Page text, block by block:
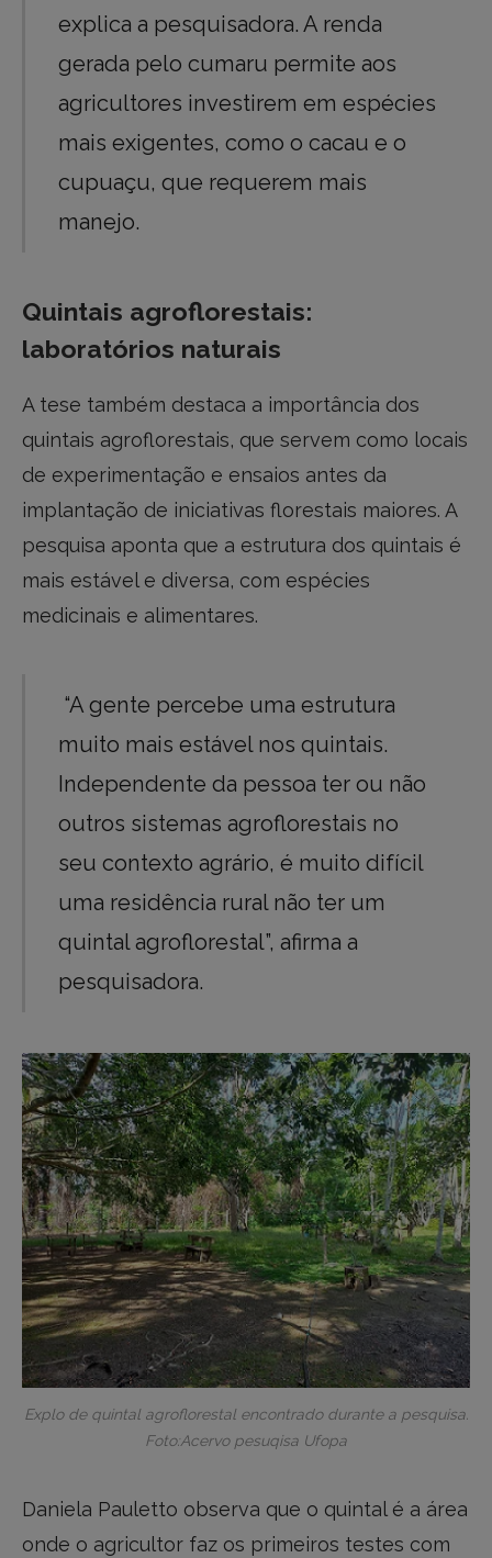
explica a pesquisadora. A renda
gerada pelo cumaru permite aos
agricultores investirem em espécies
mais exigentes, como o cacau e o
cupuaçu, que requerem mais
manejo.
Quintais agroflorestais:
laboratórios naturais
A tese também destaca a importância dos
quintais agroflorestais, que servem como locais
de experimentação e ensaios antes da
implantação de iniciativas florestais maiores. A
pesquisa aponta que a estrutura dos quintais é
mais estável e diversa, com espécies
medicinais e alimentares.
“A gente percebe uma estrutura
muito mais estável nos quintais.
Independente da pessoa ter ou não
outros sistemas agroflorestais no
seu contexto agrário, é muito difícil
uma residência rural não ter um
quintal agroflorestal”, afirma a
pesquisadora.
Explo de quintal agroflorestal encontrado durante a pesquisa.
Foto:Acervo pesuqisa Ufopa
Daniela Pauletto observa que o quintal é a área
onde o agricultor faz os primeiros testes com